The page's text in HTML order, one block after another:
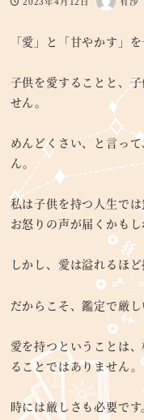
投稿日
著
「愛」と「甘やかす」
子供を愛することと、
せん。
めんどくさい、と言っ
ん。
私は子供を持つ人生で
お怒りの声が届くかも
しかし、愛は溢れるほ
だからこそ、鑑定で厳
愛を持つということは
ることではありません。
時には厳しさも必要です